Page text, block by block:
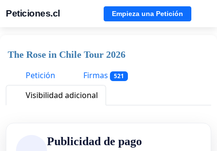
Peticiones.cl Empieza una Petición
The Rose in Chile Tour 2026
Petición
Firmas 521
Visibilidad adicional
Publicidad de pago